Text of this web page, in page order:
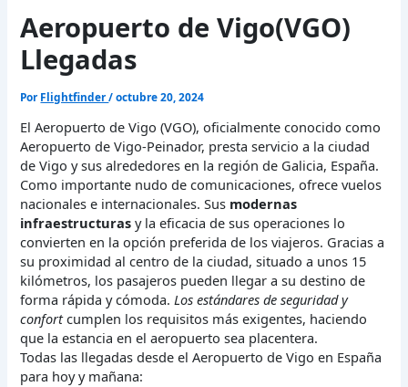
Aeropuerto de Vigo(VGO)
Llegadas
Por Flightfinder/octubre 20, 2024
El Aeropuerto de Vigo (VGO), oficialmente conocido como
Aeropuerto de Vigo-Peinador, presta servicio a la ciudad
de Vigo y sus alrededores en la región de Galicia, España.
Como importante nudo de comunicaciones, ofrece vuelos
nacionales e internacionales. Sus modernas
infraestructuras y la eficacia de sus operaciones lo
convierten en la opción preferida de los viajeros. Gracias a
su proximidad al centro de la ciudad, situado a unos 15
kilómetros, los pasajeros pueden llegar a su destino de
forma rápida y cómoda.Los estándares de seguridad y
confortcumplen los requisitos más exigentes, haciendo
que la estancia en el aeropuerto sea placentera.
Todas las llegadas desde el Aeropuerto de Vigo en España
para hoy y mañana: